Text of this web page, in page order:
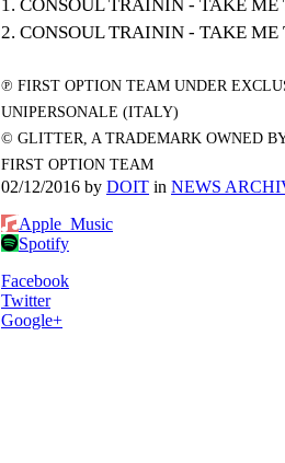
1. CONSOUL TRAININ - TAKE
2. CONSOUL TRAININ - TAKE
℗ FIRST OPTION TEAM UNDER
UNIPERSONALE (ITALY)
© GLITTER, A TRADEMARK OWNED
FIRST OPTION TEAM
02/12/2016 by DOIT in NEWS
Apple_Music
Spotify
Facebook
Twitter
Google+